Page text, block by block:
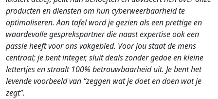
producten en diensten om hun cyberweerbaarheid te
optimaliseren. Aan tafel word je gezien als een prettige en
waardevolle gesprekspartner die naast expertise ook een
passie heeft voor ons vakgebied. Voor jou staat de mens
centraal; je bent integer, sluit deals zonder gedoe en kleine
lettertjes en straalt 100% betrouwbaarheid uit. Je bent het
levende voorbeeld van “zeggen wat je doet en doen wat je
zegt”.